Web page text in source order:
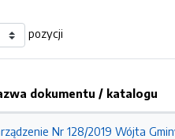
pozycji
dokumentu / katalogu
Nr 128/2019 Wójta